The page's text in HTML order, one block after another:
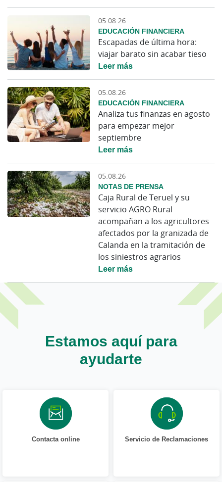
05.08.26
EDUCACIÓN FINANCIERA
Escapadas de última hora:
viajar barato sin acabar tieso
Leer más
05.08.26
EDUCACIÓN FINANCIERA
Analiza tus finanzas en agosto
para empezar mejor
septiembre
Leer más
05.08.26
NOTAS DE PRENSA
Caja Rural de Teruel y su
servicio AGRO Rural
acompañan a los agricultores
afectados por la granizada de
Calanda en la tramitación de
los siniestros agrarios
Leer más
Estamos aquí para
ayudarte
Contacta online Servicio de Reclamaciones